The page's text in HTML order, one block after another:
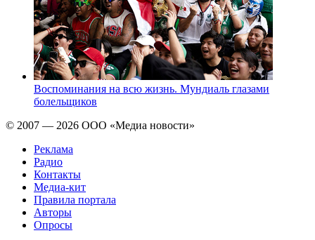
Воспоминания на всю жизнь. Мундиаль глазами
болельщиков
© 2007 — 2026 ООО «Медиа новости»
Реклама
Радио
Контакты
Медиа-кит
Правила портала
Авторы
Опросы